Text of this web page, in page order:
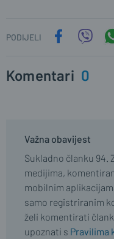
PODIJELI
Komentari 0
Važna obavijest
Sukladno članku 94.
medijima,
mobilnim
samo registriranim
želi komentirati
upoznati s Pravilima